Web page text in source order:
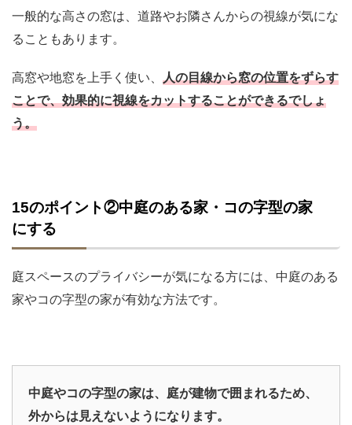
一般的な高さの窓は、道路やお隣さんからの視線が気にな
ることもあります。
高窓や地窓を上手く使い、 人の目線から窓の位置をずらす
ことで、効果的に視線をカットすることができるでしょ
う。
15のポイント②中庭のある家・コの字型の家
にする
庭スペースのプライバシーが気になる方には、中庭のある
家やコの字型の家が有効な方法です。
中庭やコの字型の家は、庭が建物で囲まれるため、
外からは見えないようになります。